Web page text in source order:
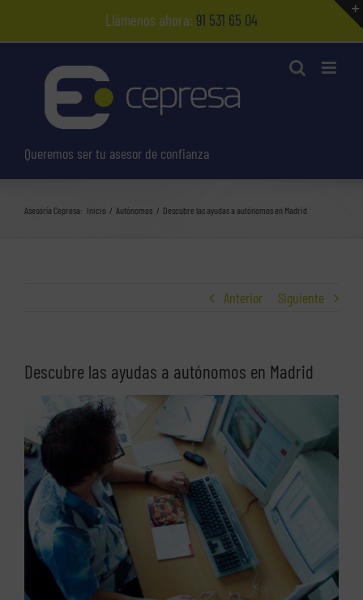
contenido
Llámenos ahora: 91 531 65 04
Queremos ser tu asesor de confianza
Asesoría Cepresa: Inicio Autónomos Descubre las ayudas a autónomos en Madrid
Anterior Siguiente
Descubre las ayudas a autónomos en Madrid
imagen
más
grande